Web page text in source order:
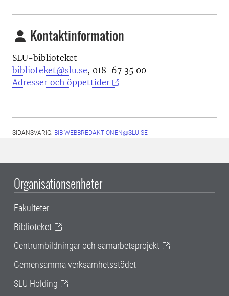
Kontaktinformation
SLU-biblioteket
biblioteket@slu.se, 018-67 35 00
Adresser och öppettider
SIDANSVARIG: BIB-WEBBREDAKTIONEN@SLU.SE
Organisationsenheter
Fakulteter
Biblioteket
Centrumbildningar och samarbetsprojekt
Gemensamma verksamhetsstödet
SLU Holding